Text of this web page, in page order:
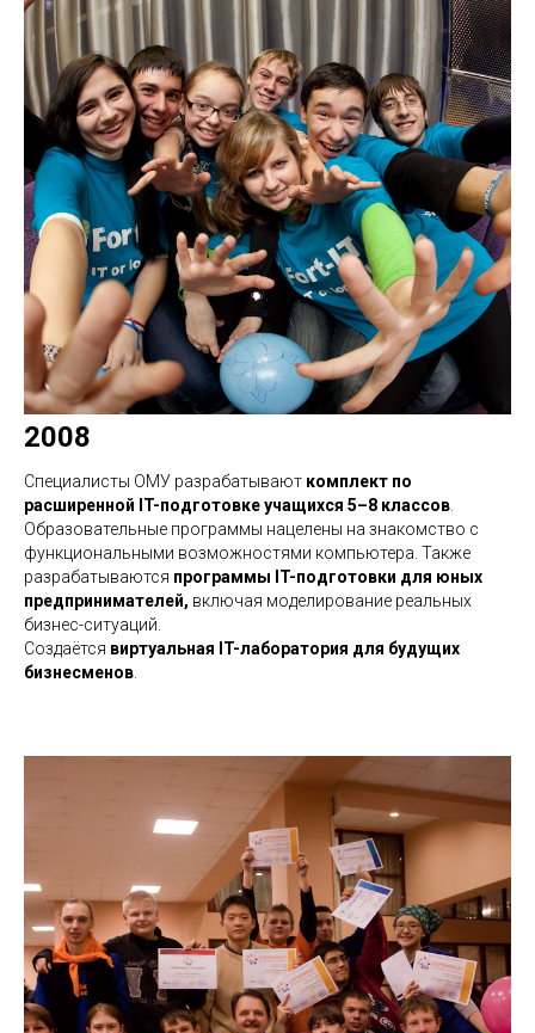
2008
Специалисты ОМУ разрабатывают комплект по
расширенной IT-подготовке учащихся 5–8 классов
Образовательные программы нацелены на знакомство с
функциональными возможностями компьютера. Также
разрабатываются программы IT-подготовки для юных
предпринимателей, включая моделирование реальных
бизнес-ситуаций.
Создаётся виртуальная IT-лаборатория для будущих
бизнесменов